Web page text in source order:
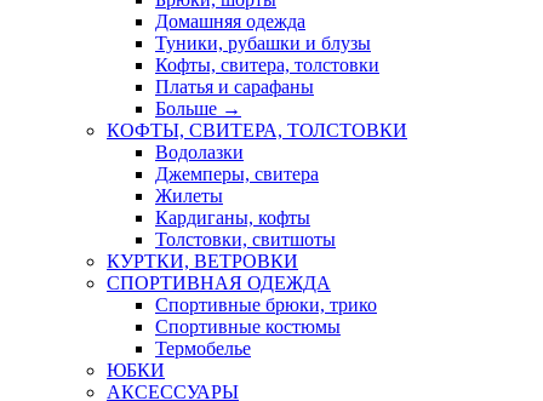
Домашняя одежда
Туники, рубашки и блузы
Кофты, свитера, толстовки
Платья и сарафаны
Больше →
КОФТЫ, СВИТЕРА, ТОЛСТОВКИ
Водолазки
Джемперы, свитера
Жилеты
Кардиганы, кофты
Толстовки, свитшоты
КУРТКИ, ВЕТРОВКИ
СПОРТИВНАЯ ОДЕЖДА
Спортивные брюки, трико
Спортивные костюмы
Термобелье
ЮБКИ
AКСЕССУАРЫ